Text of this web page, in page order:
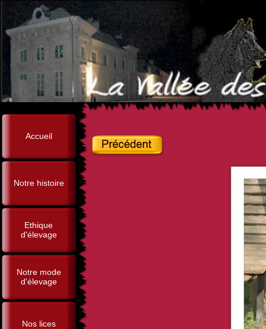
Accueil
Notre histoire
Ethique
d'élevage
Notre mode
d'élevage
Nos lices